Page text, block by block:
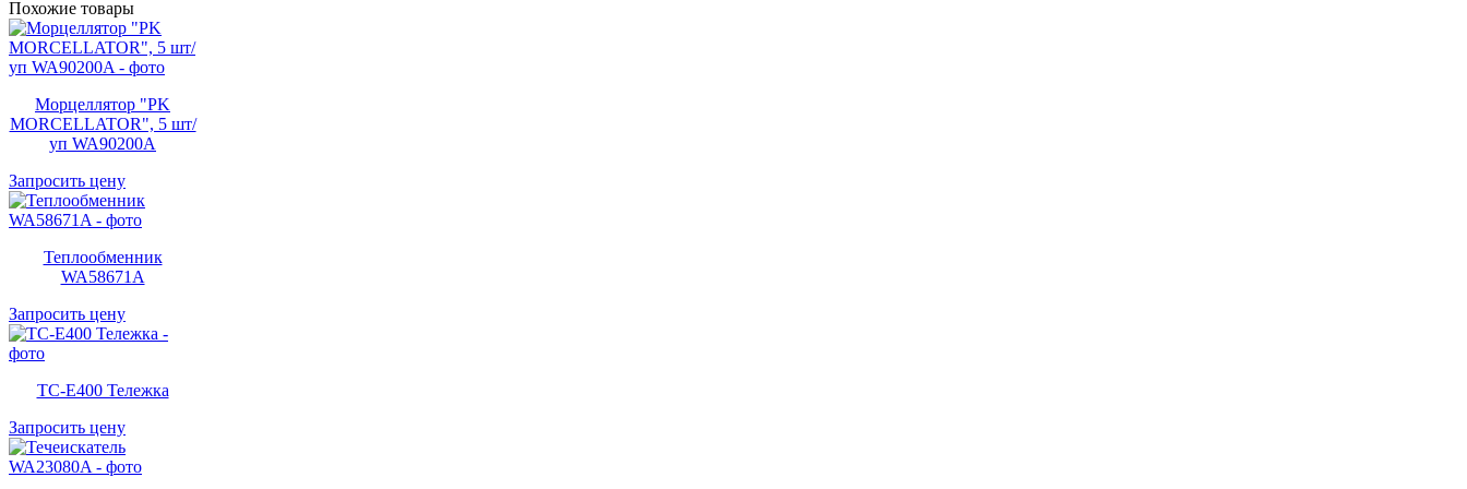
Похожие товары
Морцеллятор "PK
MORCELLATOR", 5 шт/
уп WA90200A
Запросить цену
Теплообменник
WA58671A
Запросить цену
TC-E400 Тележка
Запросить цену